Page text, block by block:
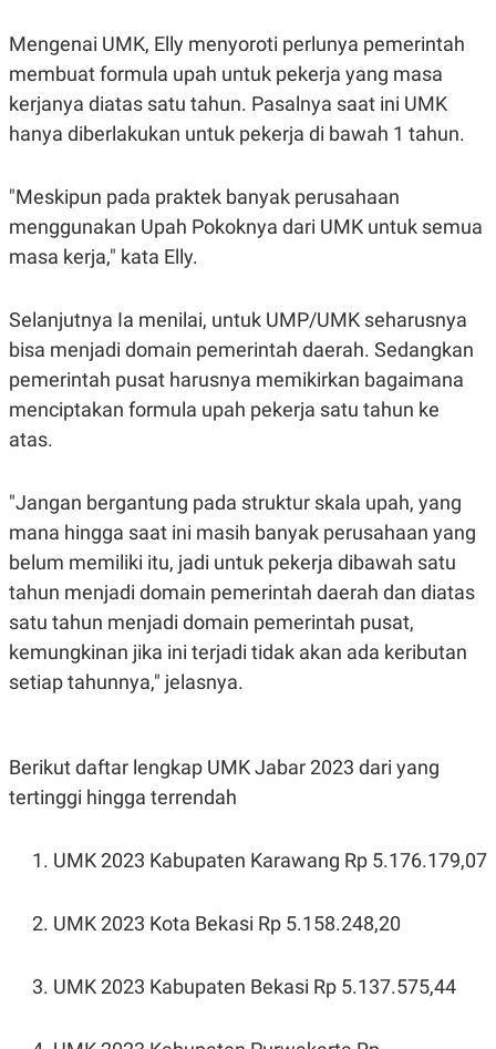
Mengenai UMK, Elly menyoroti perlunya pemerintah
membuat formula upah untuk pekerja yang masa
kerjanya diatas satu tahun. Pasalnya saat ini UMK
hanya diberlakukan untuk pekerja di bawah 1 tahun.
"Meskipun pada praktek banyak perusahaan
menggunakan Upah Pokoknya dari UMK untuk semua
masa kerja," kata Elly.
Selanjutnya Ia menilai, untuk UMP/UMK seharusnya
bisa menjadi domain pemerintah daerah. Sedangkan
pemerintah pusat harusnya memikirkan bagaimana
menciptakan formula upah pekerja satu tahun ke
atas.
"Jangan bergantung pada struktur skala upah, yang
mana hingga saat ini masih banyak perusahaan yang
belum memiliki itu, jadi untuk pekerja dibawah satu
tahun menjadi domain pemerintah daerah dan diatas
satu tahun menjadi domain pemerintah pusat,
kemungkinan jika ini terjadi tidak akan ada keributan
setiap tahunnya," jelasnya.
Berikut daftar lengkap UMK Jabar 2023 dari yang
tertinggi hingga terrendah
UMK 2023 Kabupaten Karawang Rp 5.176.179,07
UMK 2023 Kota Bekasi Rp 5.158.248,20
UMK 2023 Kabupaten Bekasi Rp 5.137.575,44